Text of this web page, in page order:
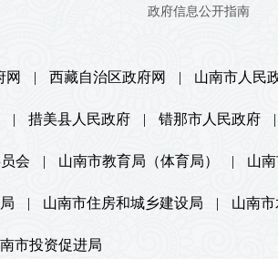
政府信息公开指南
网 | 西藏自治区政府网 | 山南市人民
| 措美县人民政府 | 错那市人民政府 |
会 | 山南市教育局（体育局） | 山
| 山南市住房和城乡建设局 | 山南
市投资促进局